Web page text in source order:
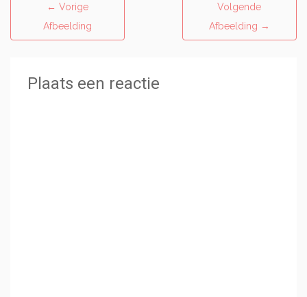
← Vorige
Afbeelding
Volgende
Afbeelding →
Plaats een reactie